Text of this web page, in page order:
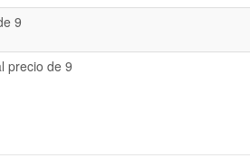
9
precio de 9